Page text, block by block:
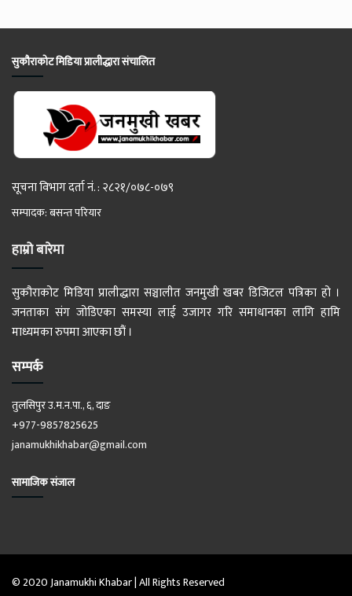
सुकौराकोट मिडिया प्रालीद्धारा संचालित
सूचना विभाग दर्ता नं. : २८२१/०७८-०७९
सम्पादक: बसन्त परियार
हाम्रो बारेमा
सुकौराकोट मिडिया प्रालीद्धारा सञ्चालीत जनमुखी खबर डिजिटल पत्रिका हो ।
जनताका संग जोडिएका समस्या लाई उजागर गरि समाधानका लागि हामि
माध्यमका रुपमा आएका छौं ।
सम्पर्क
तुलसिपुर उ.म.न.पा., ६, दाङ
+977-9857825625
janamukhikhabar@gmail.com
सामाजिक संजाल
© 2020 Janamukhi Khabar | All Rights Reserved